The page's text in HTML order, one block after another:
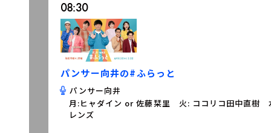
08:30
パンサー向井の#ふらっと
パンサー向井
月:ヒャダイン or 佐藤栞里 火: ココリコ田中直樹
レンズ